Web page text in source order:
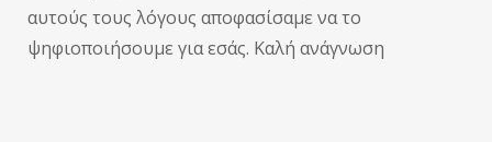
αυτούς τους λόγους αποφασίσαμε να το
ψηφιοποιήσουμε για εσάς. Καλή ανάγνωση